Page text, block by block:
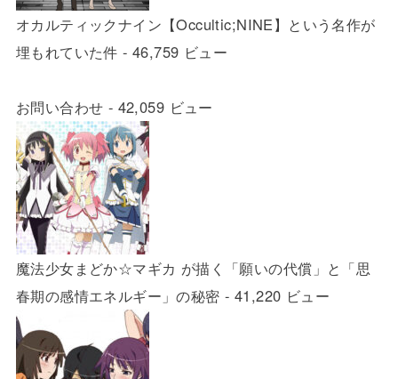
オカルティックナイン【Occultic;NINE】という名作が
埋もれていた件 - 46,759 ビュー
お問い合わせ - 42,059 ビュー
魔法少女まどか☆マギカ が描く「願いの代償」と「思
春期の感情エネルギー」の秘密 - 41,220 ビュー